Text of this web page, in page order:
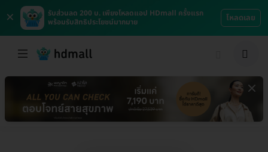
×
รับส่วนลด 200 บ. เพียงโหลดแอป HDmall ครั้งแรก
พร้อมรับสิทธิประโยชน์มากมาย
โหลดเลย